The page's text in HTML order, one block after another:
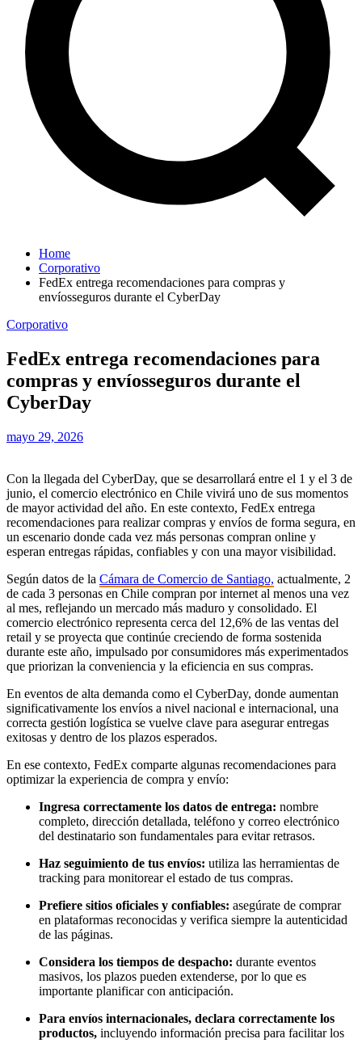
Home
Corporativo
FedEx entrega recomendaciones para compras y
envíosseguros durante el CyberDay
Corporativo
FedEx entrega recomendaciones para
compras y envíosseguros durante el
CyberDay
mayo 29, 2026
Con la llegada del CyberDay, que se desarrollará entre el 1 y el 3 de
junio, el comercio electrónico en Chile vivirá uno de sus momentos
de mayor actividad del año. En este contexto, FedEx entrega
recomendaciones para realizar compras y envíos de forma segura, en
un escenario donde cada vez más personas compran online y
esperan entregas rápidas, confiables y con una mayor visibilidad.
Según datos de la Cámara de Comercio de Santiago, actualmente, 2
de cada 3 personas en Chile compran por internet al menos una vez
al mes, reflejando un mercado más maduro y consolidado. El
comercio electrónico representa cerca del 12,6% de las ventas del
retail y se proyecta que continúe creciendo de forma sostenida
durante este año, impulsado por consumidores más experimentados
que priorizan la conveniencia y la eficiencia en sus compras.
En eventos de alta demanda como el CyberDay, donde aumentan
significativamente los envíos a nivel nacional e internacional, una
correcta gestión logística se vuelve clave para asegurar entregas
exitosas y dentro de los plazos esperados.
En ese contexto, FedEx comparte algunas recomendaciones para
optimizar la experiencia de compra y envío:
Ingresa correctamente los datos de entrega: nombre
completo, dirección detallada, teléfono y correo electrónico
del destinatario son fundamentales para evitar retrasos.
Haz seguimiento de tus envíos: utiliza las herramientas de
tracking para monitorear el estado de tus compras.
Prefiere sitios oficiales y confiables: asegúrate de comprar
en plataformas reconocidas y verifica siempre la autenticidad
de las páginas.
Considera los tiempos de despacho: durante eventos
masivos, los plazos pueden extenderse, por lo que es
importante planificar con anticipación.
Para envíos internacionales, declara correctamente los
productos, incluyendo información precisa para facilitar los